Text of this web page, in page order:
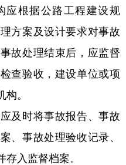
根据公路工程建设规
方案及设计要求对事故
故处理结束后，应监督
查验收，建设单位或项
。
时将事故报告、事故
、事故处理验收记录、
入监督档案。